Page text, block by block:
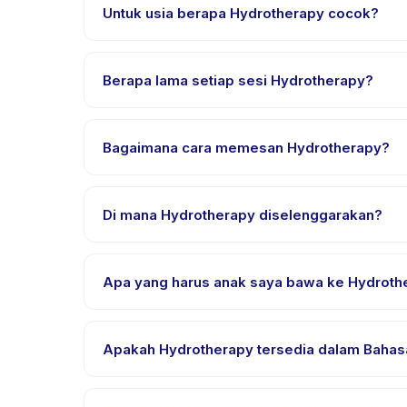
Untuk usia berapa Hydrotherapy cocok?
anak mendapat tantangan yang sesuai.
Berapa lama setiap sesi Hydrotherapy?
Bagaimana cara memesan Hydrotherapy?
pembayaran berhasil.
Di mana Hydrotherapy diselenggarakan?
Apa yang harus anak saya bawa ke
Apakah Hydrotherapy tersedia dalam